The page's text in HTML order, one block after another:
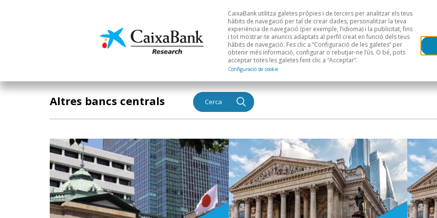
Economia i mercats Anàlisi sectorial Àrees geogràfiques
CaixaBank utilitza galetes pròpies i de tercers per analitzar els teus
hàbits de navegació per tal de crear dades, personalitzar la teva
experiència de navegació (per exemple, l’idioma) i la publicitat, fins
i tot mostrar-te anuncis adaptats al perfil creat en funció dels teus
hàbits de navegació. Fes clic a “Configuració de les galetes” per
obtenir més informació, configurar o rebutjar-ne l’ús. O bé, pots
acceptar totes les galetes fent clic a “Acceptar”.
Configuració de cookie
Altres bancs centrals Cerca